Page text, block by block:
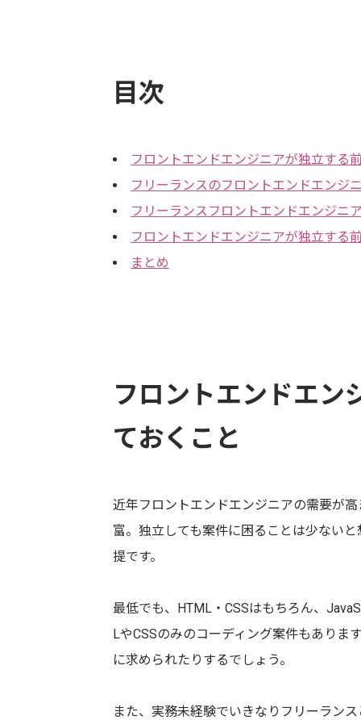
目次
フロントエンドエンジニアが独立する
フリーランスのフロントエンドエンジ
フリーランスフロントエンドエンジニ
フロントエンドエンジニアが独立する
まとめ
フロントエンドエン
ておくこと
近年フロントエンドエンジニアの需要が
富。独立しても案件に困ることは少ない
提です。
最低でも、HTML・CSSはもちろん、
LやCSSのみのコーディング案件もありま
に求められたりするでしょう。
また、実務未経験でいきなりフリーラン